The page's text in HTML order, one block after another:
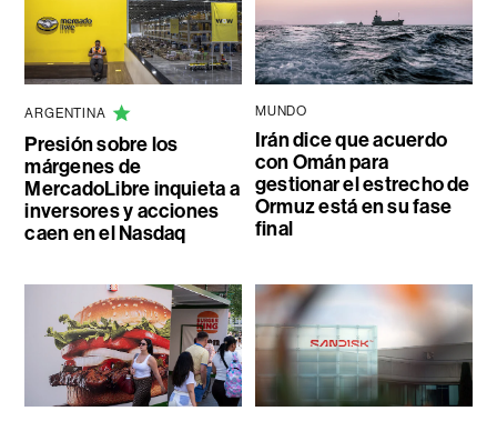
ARGENTINA
Presión sobre los
márgenes de
MercadoLibre inquieta a
inversores y acciones
caen en el Nasdaq
MUNDO
Irán dice que acuerdo
con Omán para
gestionar el estrecho de
Ormuz está en su fase
final